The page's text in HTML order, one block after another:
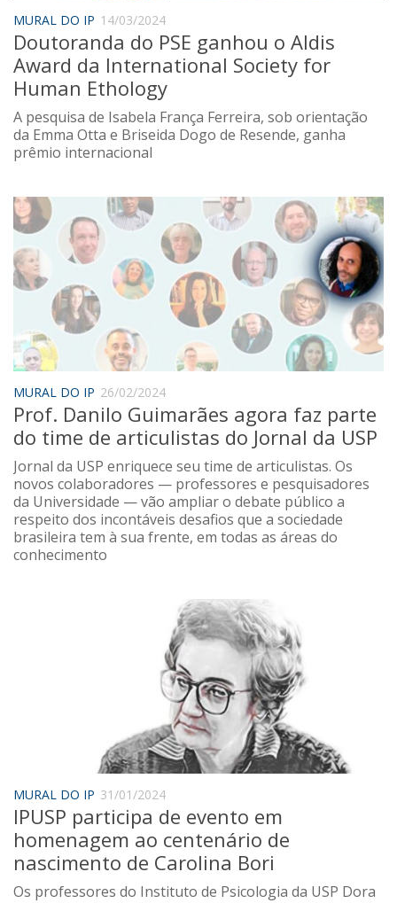
MURAL DO IP 14/03/2024
Doutoranda do PSE ganhou o Aldis
Award da International Society for
Human Ethology
A pesquisa de Isabela França Ferreira, sob orientação
da Emma Otta e Briseida Dogo de Resende, ganha
prêmio internacional
MURAL DO IP 26/02/2024
Prof. Danilo Guimarães agora faz parte
do time de articulistas do Jornal da USP
Jornal da USP enriquece seu time de articulistas. Os
novos colaboradores — professores e pesquisadores
da Universidade — vão ampliar o debate público a
respeito dos incontáveis desafios que a sociedade
brasileira tem à sua frente, em todas as áreas do
conhecimento
MURAL DO IP 31/01/2024
IPUSP participa de evento em
homenagem ao centenário de
nascimento de Carolina Bori
Os professores do Instituto de Psicologia da USP Dora